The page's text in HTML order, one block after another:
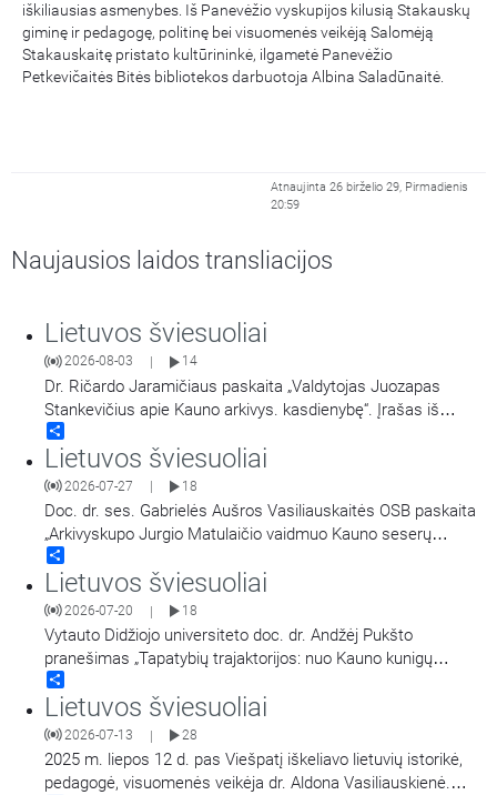
iškiliausias asmenybes. Iš Panevėžio vyskupijos kilusią Stakauskų
giminę ir pedagogę, politinę bei visuomenės veikėją Salomėją
Stakauskaitę pristato kultūrininkė, ilgametė Panevėžio
Petkevičaitės Bitės bibliotekos darbuotoja Albina Saladūnaitė.
Atnaujinta 26 birželio 29, Pirmadienis
20:59
Naujausios laidos transliacijos
Lietuvos šviesuoliai
2026-08-03 14
Dr. Ričardo Jaramičiaus paskaita „Valdytojas Juozapas
Stankevičius apie Kauno arkivys. kasdienybę“. Įrašas iš
konferencijos „Religinės bendruomenės ir visuomeninės
organizacijos Kaune“ vykusios gegužės 7-8 d.
Lietuvos šviesuoliai
2026-07-27 18
Doc. dr. ses. Gabrielės Aušros Vasiliauskaitės OSB paskaita
„Arkivyskupo Jurgio Matulaičio vaidmuo Kauno seserų
benediktinių vienuolynui 1926 metais“. Įrašas iš konferencijos
„Religinės bendruomenės ir visuomeninės organizacijos
Kaune“ vykusios gegužės 7-8 dienomis.
Lietuvos šviesuoliai
2026-07-20 | 18
Vytauto Didžiojo universiteto doc. dr. Andžėj Pukšto
pranešimas „Tapatybių trajaktorijos: nuo Kauno kunigų
seminarijos lietuvystės iki lenkiškos kunigystės (Bronislovas
Žongolovičius, Bronislovas Liausas, Polikarpas Macijauskas,
Vladislovas Valavičius)“. Įrašas iš konferencijos „Religinės
bendruomenės ir visuomeninės organizacijos Kaune“
vykusios gegužės 7-8 d.
Lietuvos šviesuoliai
2026-07-13 | 28
2025 m. liepos 12 d. pas Viešpatį iškeliavo lietuvių istorikė,
pedagogė, visuomenės veikėja dr. Aldona Vasiliauskienė.